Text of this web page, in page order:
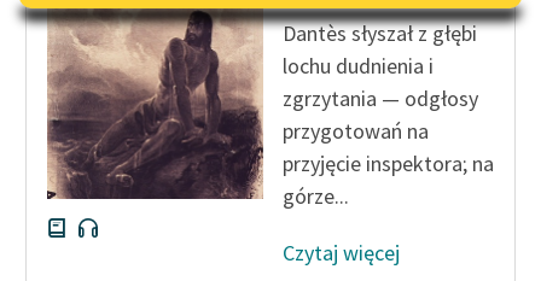
Lektury szkolne i klasyka
literatury do słuchania dla
uczennic i uczniów z
niepełnosprawnościami
E-kolekcja lektur
szkolnych i literatury do
słuchania dla uczennic i
uczniów z
Dantès słyszał z głębi
lochu dudnienia i
zgrzytania — odgłosy
przygotowań na
przyjęcie inspektora; na
górze...
Czytaj więcej